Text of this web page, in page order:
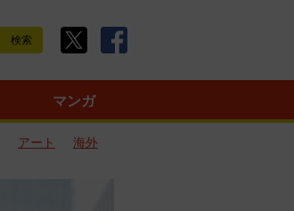
マンガ
アート
海外